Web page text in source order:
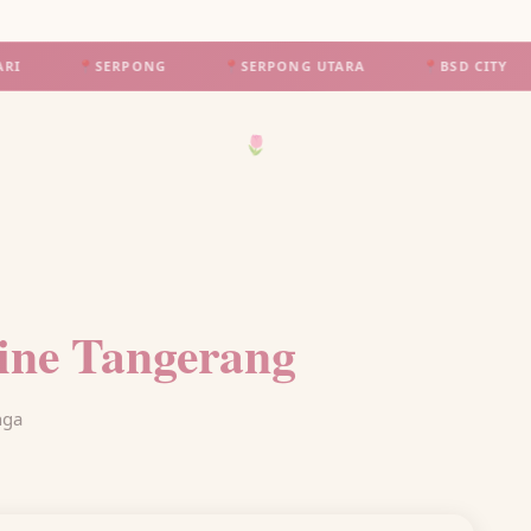
📍SERPONG UTARA 📍BSD CITY 📍ALAM
🌷
Tangerang